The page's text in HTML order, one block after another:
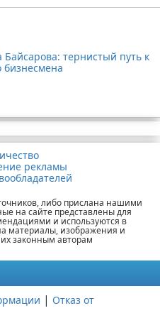
Байсарова: тернистый путь к
бизнесмена
рекламы
либо прислана нашими
на сайте представлены для
и используются в
материалы, изображения и
законным авторам
| Отказ от